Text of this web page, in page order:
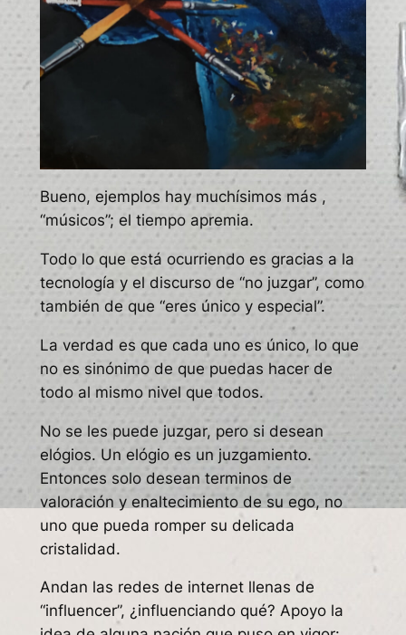
Bueno, ejemplos hay muchísimos más ,
“músicos”; el tiempo apremia.
Todo lo que está ocurriendo es gracias a la
tecnología y el discurso de “no juzgar”, como
también de que “eres único y especial”.
La verdad es que cada uno es único, lo que
no es sinónimo de que puedas hacer de
todo al mismo nivel que todos.
No se les puede juzgar, pero si desean
elógios. Un elógio es un juzgamiento.
Entonces solo desean terminos de
valoración y enaltecimiento de su ego, no
uno que pueda romper su delicada
cristalidad.
Andan las redes de internet llenas de
“influencer”, ¿influenciando qué? Apoyo la